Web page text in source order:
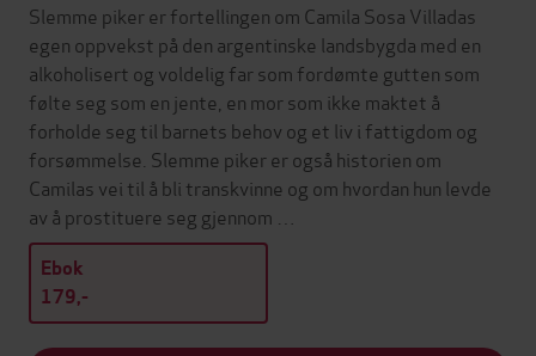
Slemme piker er fortellingen om Camila Sosa Villadas
egen oppvekst på den argentinske landsbygda med en
alkoholisert og voldelig far som fordømte gutten som
følte seg som en jente, en mor som ikke maktet å
forholde seg til barnets behov og et liv i fattigdom og
forsømmelse. Slemme piker er også historien om
Camilas vei til å bli transkvinne og om hvordan hun levde
av å prostituere seg gjennom …
Ebok
179,-